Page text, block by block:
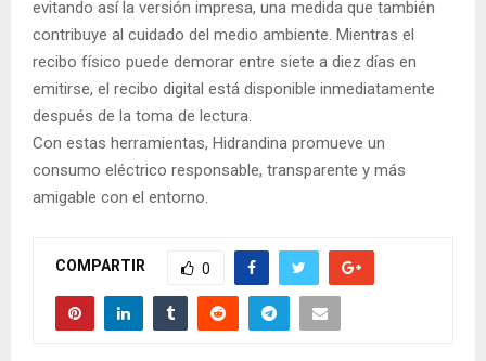
evitando así la versión impresa, una medida que también
contribuye al cuidado del medio ambiente. Mientras el
recibo físico puede demorar entre siete a diez días en
emitirse, el recibo digital está disponible inmediatamente
después de la toma de lectura.
Con estas herramientas, Hidrandina promueve un
consumo eléctrico responsable, transparente y más
amigable con el entorno.
COMPARTIR 0